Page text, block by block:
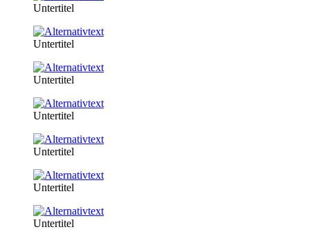
Untertitel
Untertitel
Untertitel
Untertitel
Untertitel
Untertitel
Untertitel